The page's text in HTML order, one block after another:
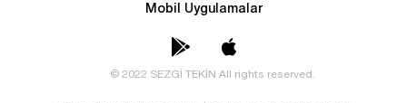
Mobil Uygulamalar
© 2022 SEZGİ TEKİN All rights reserved.